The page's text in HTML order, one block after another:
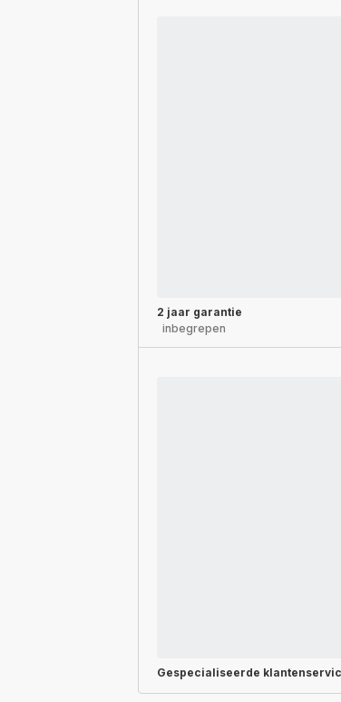
2 jaar garantie
inbegrepen
Gespecialiseerde